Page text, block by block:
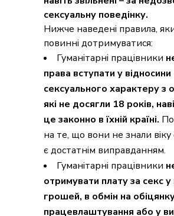
сексуальну поведінку.
Нижче наведені правила,
повинні дотримуватися:
Гуманітарні працівники
права вступати у відносини
сексуального характеру з
які не досягли 18 років,
це законно в їхній країні.
на те, що вони не знали віку
є достатнім виправданням.
Гуманітарні працівники
отримувати плату за секс у
грошей, в обмін на
працевлаштування або у